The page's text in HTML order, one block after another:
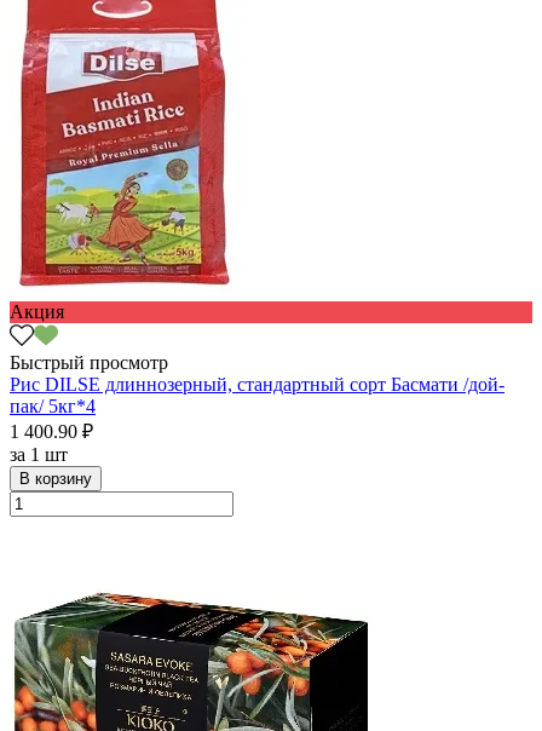
Акция
Быстрый просмотр
Рис DILSE длиннозерный, стандартный сорт Басмати /дой-
пак/ 5кг*4
1 400.90 ₽
за 1 шт
В корзину